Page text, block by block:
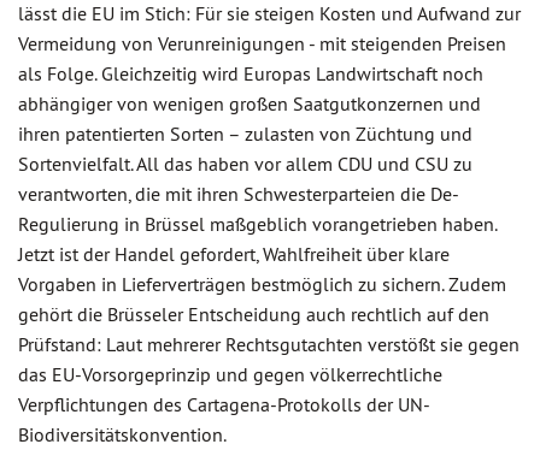
lässt die EU im Stich: Für sie steigen Kosten und Aufwand zur
Vermeidung von Verunreinigungen - mit steigenden Preisen
als Folge. Gleichzeitig wird Europas Landwirtschaft noch
abhängiger von wenigen großen Saatgutkonzernen und
ihren patentierten Sorten – zulasten von Züchtung und
Sortenvielfalt. All das haben vor allem CDU und CSU zu
verantworten, die mit ihren Schwesterparteien die De-
Regulierung in Brüssel maßgeblich vorangetrieben haben.
Jetzt ist der Handel gefordert, Wahlfreiheit über klare
Vorgaben in Lieferverträgen bestmöglich zu sichern. Zudem
gehört die Brüsseler Entscheidung auch rechtlich auf den
Prüfstand: Laut mehrerer Rechtsgutachten verstößt sie gegen
das EU-Vorsorgeprinzip und gegen völkerrechtliche
Verpflichtungen des Cartagena-Protokolls der UN-
Biodiversitätskonvention.